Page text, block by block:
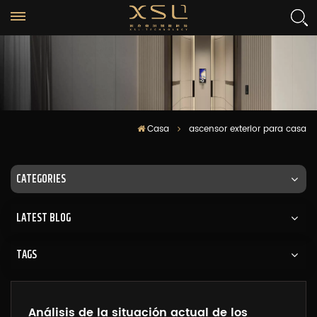
Casa ascensor exterior para casa
CATEGORIES
LATEST BLOG
TAGS
Análisis de la situación actual de los